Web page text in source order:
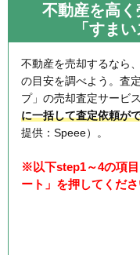
不動産を高
「すま
不動産を売却するなら
の目安を調べよう。査
プ」の売却査定サービス
に一括して査定依頼が
提供：Speee）。
※以下step1～4の項
ート」を押してくだ